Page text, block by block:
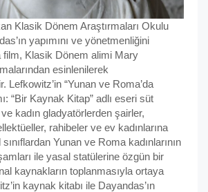
Klasik Dönem Araştırmaları Okulu
yapımını ve yönetmenliğini
film, Klasik Dönem alimi Mary
esinlenilerek
Lefkowitz’in “Yunan ve Roma’da
“Bir Kaynak Kitap” adlı eseri süt
kadın gladyatörlerden şairler,
rahibeler ve ev kadınlarına
Yunan ve Roma kadınlarının
ile yasal statülerine özgün bir
kaynakların toplanmasıyla ortaya
kaynak kitabı ile Dayandas’ın